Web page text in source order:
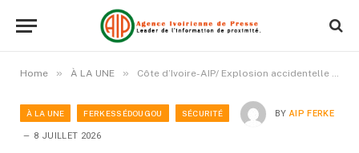
Home » À LA UNE » Côte d’Ivoire-AIP/ Explosion accidentelle de produits dangereux au service des Douanes de Ferkéssédougou
À LA UNE FERKESSÉDOUGOU SÉCURITÉ BY AIP FERKE
8 JUILLET 2026